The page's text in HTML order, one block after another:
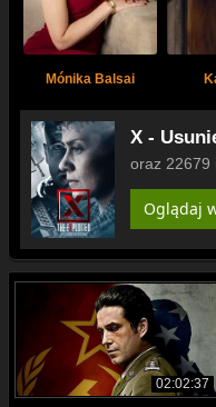
Mónika Balsai
X -
PL
oraz 22679
Oglądaj
02:02:37